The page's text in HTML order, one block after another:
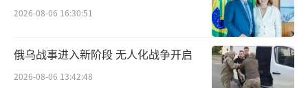
2026-08-06 16:30:51
俄乌战事进入新阶段 无人化战争开启
2026-08-06 13:42:48